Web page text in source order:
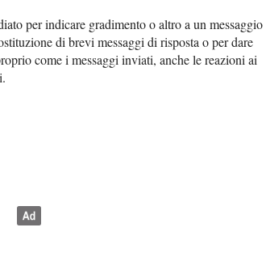
per indicare gradimento o altro a un messaggio
di brevi messaggi di risposta o per dare
come i messaggi inviati, anche le reazioni ai